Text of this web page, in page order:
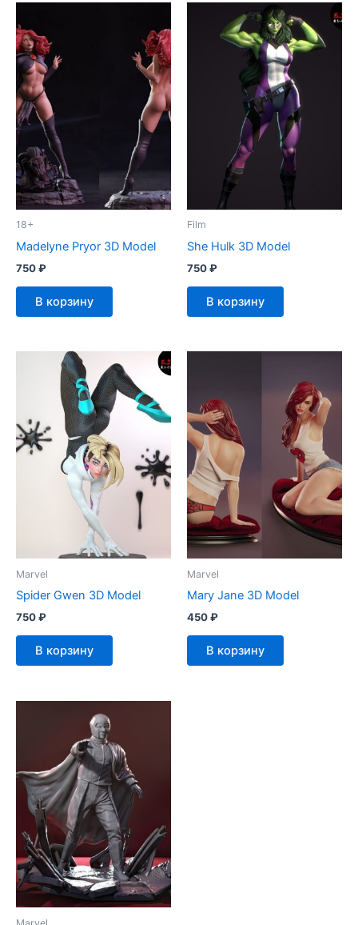
18+
Madelyne Pryor 3D Model
750₽
В корзину
Film
She Hulk 3D Model
750₽
В корзину
Marvel
Spider Gwen 3D Model
750₽
В корзину
Marvel
Mary Jane 3D Model
450₽
В корзину